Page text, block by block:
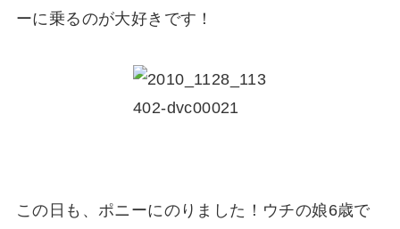
ーに乗るのが大好きです！
この日も、ポニーにのりました！ウチの娘6歳で